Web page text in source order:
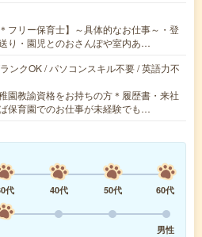
フリー保育士】～具体的なお仕事～・登
り・園児とのおさんぽや室内あ…
ンクOK / パソコンスキル不要 / 英語力不
園教諭資格をお持ちの方＊履歴書・来社
保育園でのお仕事が未経験でも…
代 40代 50代
60代
男性